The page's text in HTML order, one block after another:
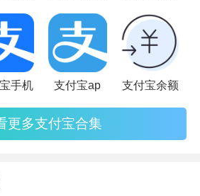
账单图片真实度高，能够满足用户
求。
可以根据个人需求自定义账单内
活性。
作简便快捷，无需复杂的步骤即可
界面简洁直观，操作简便快捷，
手机 支付宝ap 支付宝余额
更多支付宝合集